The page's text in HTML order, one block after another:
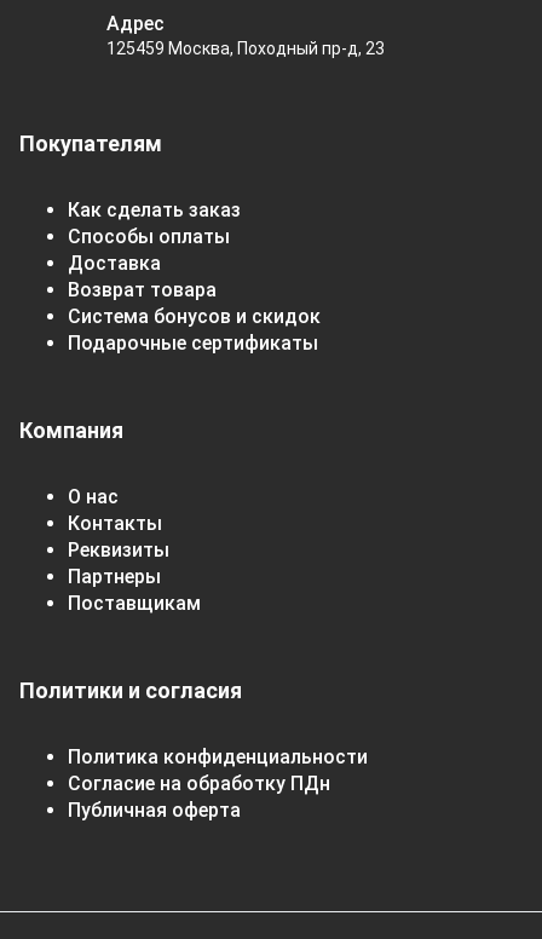
Покупателям
Как сделать заказ
Способы оплаты
Доставка
Возврат товара
Система бонусов и скидок
Подарочные сертификаты
Компания
О нас
Контакты
Реквизиты
Партнеры
Поставщикам
Политики и согласия
Политика конфиденциальности
Согласие на обработку ПДн
Публичная оферта
Адрес
125459 Москва, Походный пр-д, 23